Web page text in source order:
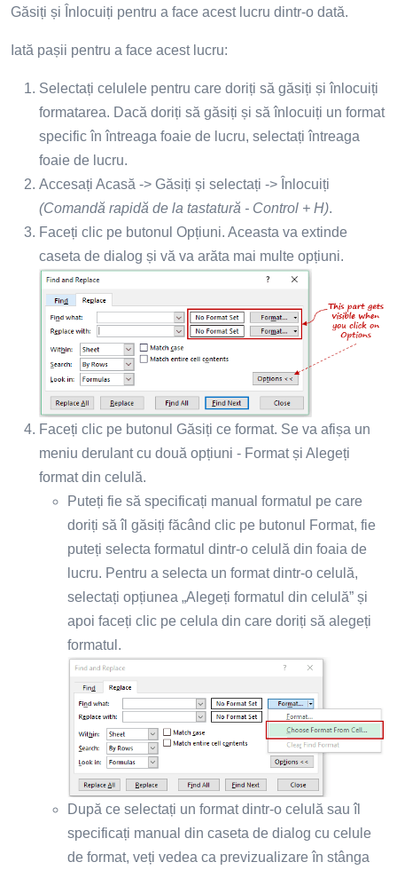
Găsiți și Înlocuiți pentru a face acest lucru dintr-o dată.
Iată pașii pentru a face acest lucru:
Selectați celulele pentru care doriți să găsiți și înlocuiți
formatarea. Dacă doriți să găsiți și să înlocuiți un format
specific în întreaga foaie de lucru, selectați întreaga
foaie de lucru.
Accesați Acasă -> Găsiți și selectați -> Înlocuiți
(Comandă rapidă de la tastatură - Control + H).
Faceți clic pe butonul Opțiuni. Aceasta va extinde
caseta de dialog și vă va arăta mai multe opțiuni.
Faceți clic pe butonul Găsiți ce format. Se va afișa un
meniu derulant cu două opțiuni - Format și Alegeți
format din celulă.
Puteți fie să specificați manual formatul pe care
doriți să îl găsiți făcând clic pe butonul Format, fie
puteți selecta formatul dintr-o celulă din foaia de
lucru. Pentru a selecta un format dintr-o celulă,
selectați opțiunea „Alegeți formatul din celulă” și
apoi faceți clic pe celula din care doriți să alegeți
formatul.
După ce selectați un format dintr-o celulă sau îl
specificați manual din caseta de dialog cu celule
de format, veți vedea ca previzualizare în stânga